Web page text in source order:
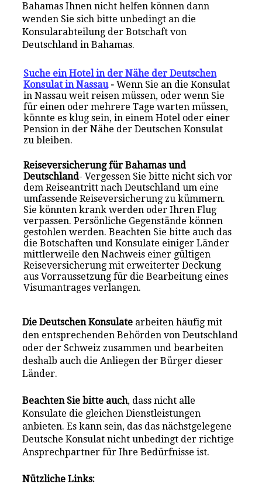
Bahamas Ihnen nicht helfen können dann
wenden Sie sich bitte unbedingt an die
Konsularabteilung der Botschaft von
Deutschland in Bahamas.
Suche ein Hotel in der Nähe der Deutschen
Konsulat in Nassau-Wenn Sie an die Konsulat
in Nassau weit reisen müssen, oder wenn Sie
für einen oder mehrere Tage warten müssen,
könnte es klug sein, in einem Hotel oder einer
Pension in der Nähe der Deutschen Konsulat
zu bleiben.
Reiseversicherung für Bahamas und
Deutschland- Vergessen Sie bitte nicht sich vor
dem Reiseantritt nach Deutschland um eine
umfassende Reiseversicherung zu kümmern.
Sie könnten krank werden oder Ihren Flug
verpassen. Persönliche Gegenstände können
gestohlen werden. Beachten Sie bitte auch das
die Botschaften und Konsulate einiger Länder
mittlerweile den Nachweis einer gültigen
Reiseversicherung mit erweiterter Deckung
aus Vorraussetzung für die Bearbeitung eines
Visumantrages verlangen.
Die Deutschen Konsulate arbeiten häufig mit
den entsprechenden Behörden von Deutschland
oder der Schweiz zusammen und bearbeiten
deshalb auch die Anliegen der Bürger dieser
Länder.
Beachten Sie bitte auch, dass nicht alle
Konsulate die gleichen Dienstleistungen
anbieten. Es kann sein, das das nächstgelegene
Deutsche Konsulat nicht unbedingt der richtige
Ansprechpartner für Ihre Bedürfnisse ist.
Nützliche Links: